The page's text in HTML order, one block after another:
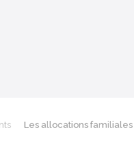
Les allocations